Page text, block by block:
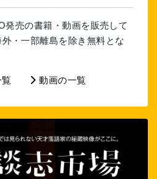
発売の書籍・動画を販売して
・一部離島を除き無料とな
動画の一覧